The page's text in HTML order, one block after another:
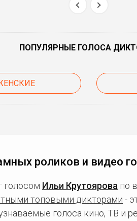
ПОПУЛЯРНЫЕ ГОЛОСА
роликов и видео
голосом Ильи Крутоярова по
топовыми дикторами -
голоса кино, ТВ и